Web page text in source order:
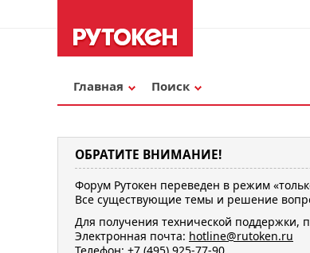
Главная Поиск
ОБРАТИТЕ ВНИМАНИЕ!
Форум Рутокен переведен в режим
Все существующие темы и решение
Для получения технической поддержки,
Электронная почта: hotline@rutoken.ru